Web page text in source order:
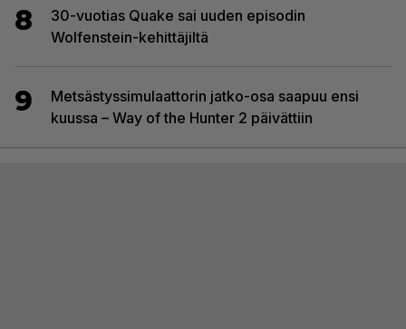
8
30-vuotias Quake sai uuden episodin
Wolfenstein-kehittäjiltä
9
Metsästyssimulaattorin jatko-osa saapuu ensi
kuussa – Way of the Hunter 2 päivättiin